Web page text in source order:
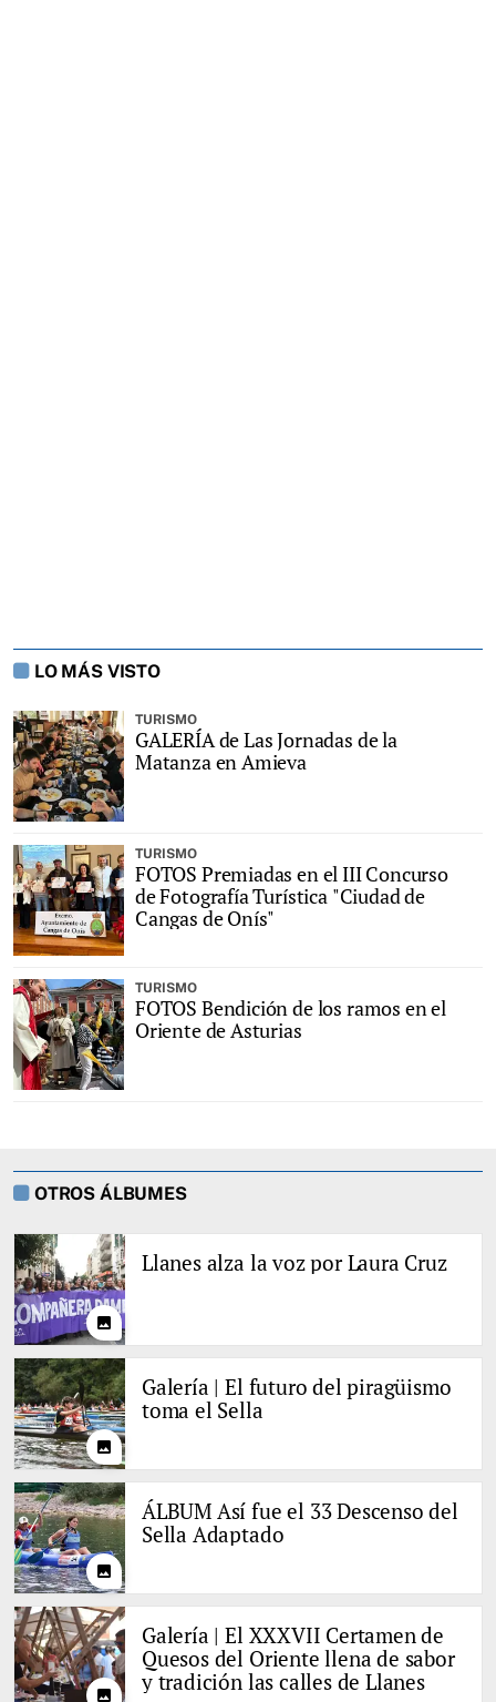
LO MÁS VISTO
TURISMO
GALERÍA de Las Jornadas de la
Matanza en Amieva
TURISMO
FOTOS Premiadas en el III Concurso
de Fotografía Turística "Ciudad de
Cangas de Onís"
TURISMO
FOTOS Bendición de los ramos en el
Oriente de Asturias
OTROS ÁLBUMES
photo
Llanes alza la voz por Laura Cruz
photo
Galería | El futuro del piragüismo
toma el Sella
photo
ÁLBUM Así fue el 33 Descenso del
Sella Adaptado
photo
Galería | El XXXVII Certamen de
Quesos del Oriente llena de sabor
y tradición las calles de Llanes